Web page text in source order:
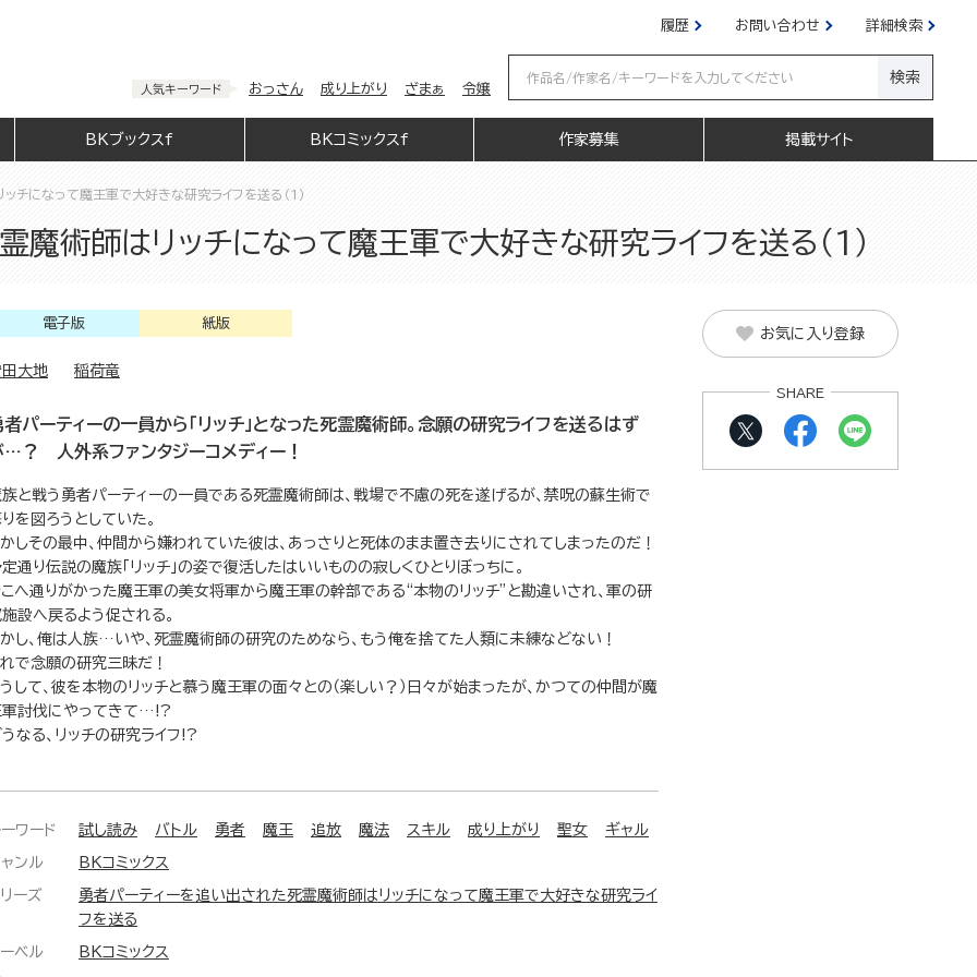
履歴 お問い合わせ 詳細検索
人気キーワード おっさん 成り上がり ざまぁ 令嬢
検索
BKブックスf BKコミックスf 作家募集 掲載サイト
チになって魔王軍で大好きな研究ライフを送る（1）
術師はリッチになって魔王軍で大好きな研究ライフを送る（1）
紙版
電子版
大地 稲荷竜
者パーティーの一員から「リッチ」となった死霊魔術師。念願の研究ライフを送るはず
…？ 人外系ファンタジーコメディー！
と戦う勇者パーティーの一員である死霊魔術師は、戦場で不慮の死を遂げるが、禁呪の蘇生術で
を図ろうとしていた。
しその最中、仲間から嫌われていた彼は、あっさりと死体のまま置き去りにされてしまったのだ！
通り伝説の魔族「リッチ」の姿で復活したはいいものの寂しくひとりぼっちに。
へ通りがかった魔王軍の美女将軍から魔王軍の幹部である“本物のリッチ”と勘違いされ、軍の研
設へ戻るよう促される。
し、俺は人族…いや、死霊魔術師の研究のためなら、もう俺を捨てた人類に未練などない！
で念願の研究三昧だ！
して、彼を本物のリッチと慕う魔王軍の面々との（楽しい？）日々が始まったが、かつての仲間が魔
軍討伐にやってきて…!?
なる、リッチの研究ライフ!?
ワード 試し読み バトル 勇者 魔王 追放 魔法 スキル 成り上がり 聖女 ギャル
ンル BKコミックス
ーズ
勇者パーティーを追い出された死霊魔術師はリッチになって魔王軍で大好きな研究ライ
フを送る
ベル BKコミックス
お気に入り登録
SHARE